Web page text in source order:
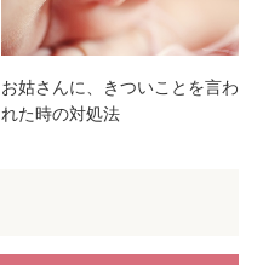
お姑さんに、きついことを言わ
れた時の対処法